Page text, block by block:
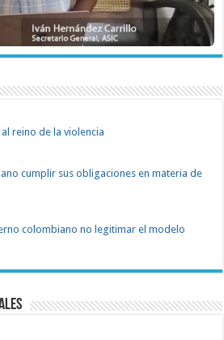
reino de la violencia
cumplir sus obligaciones en materia de
colombiano no legitimar el modelo